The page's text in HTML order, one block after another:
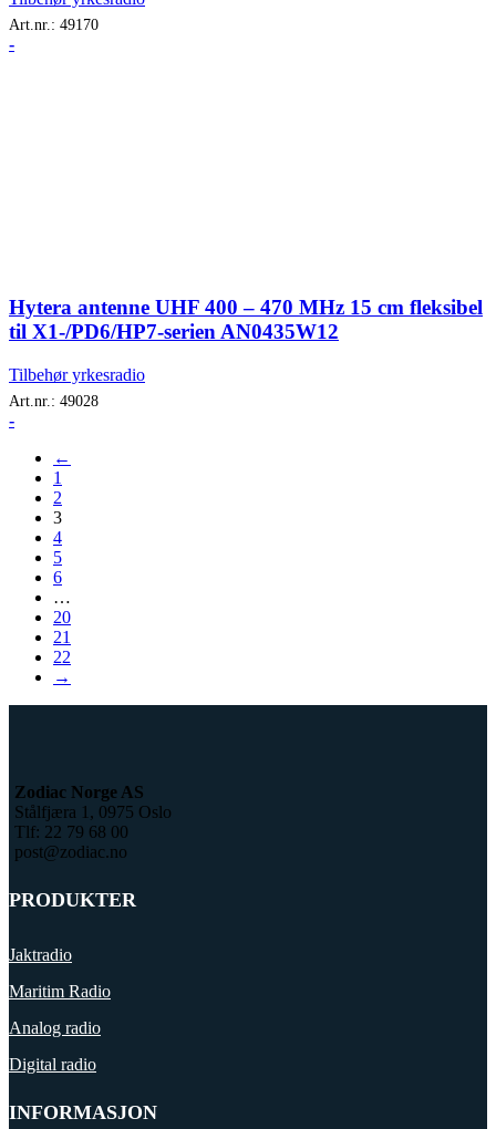
Art.nr.: 49170
-
Hytera antenne UHF 400 – 470 MHz 15 cm fleksibel
til X1-/PD6/HP7-serien AN0435W12
Tilbehør yrkesradio
Art.nr.: 49028
-
←
1
2
3
4
5
6
…
20
21
22
→
Zodiac Norge AS
Stålfjæra 1, 0975 Oslo
Tlf: 22 79 68 00
post@zodiac.no
PRODUKTER
Jaktradio
Maritim Radio
Analog radio
Digital radio
INFORMASJON